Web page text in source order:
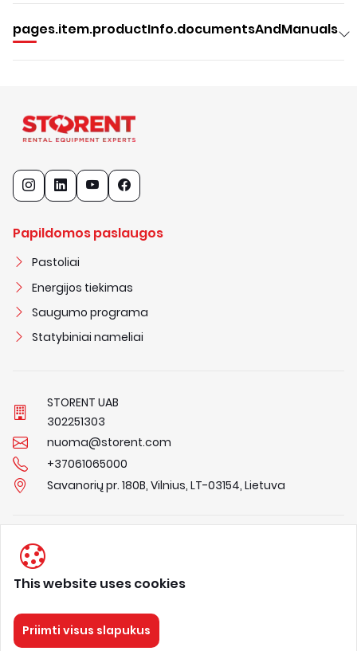
pages.item.productInfo.documentsAndManuals
Papildomos paslaugos
Pastoliai
Energijos tiekimas
Saugumo programa
Statybiniai nameliai
STORENT UAB
302251303
nuoma@storent.com
+37061065000
Savanorių pr. 180B, Vilnius, LT-03154, Lietuva
STORENTVisos teisės saugomos 2026.
Privacy Policy
About us
This website uses cookies
Priimti visus slapukus